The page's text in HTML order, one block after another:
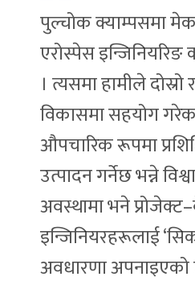
पुल्चोक क्याम्पसमा
एरोस्पेस
। त्यसमा हामीले दोस्रो
विकासमा सहयोग
औपचारिक रूपमा
उत्पादन गर्नेछ भन्ने
अवस्थामा भने
इन्जिनियरहरूलाई
अवधारणा